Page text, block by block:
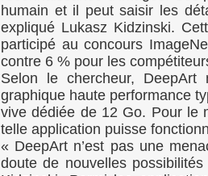
humain et il peut saisir les
expliqué Lukasz Kidzinski.
participé au concours
contre 6 % pour les
Selon le chercheur, DeepArt
graphique haute performance
vive dédiée de 12 Go. Pour le
telle application puisse
« DeepArt n’est pas une
doute de nouvelles